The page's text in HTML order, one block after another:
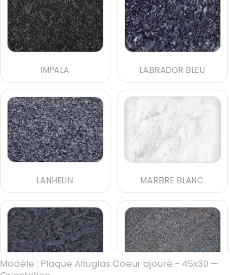
IMPALA LABRADOR BLEU
LANHELIN MARBRE BLANC
Modèle : Plaque Altuglas Coeur ajouré - 45x30 —